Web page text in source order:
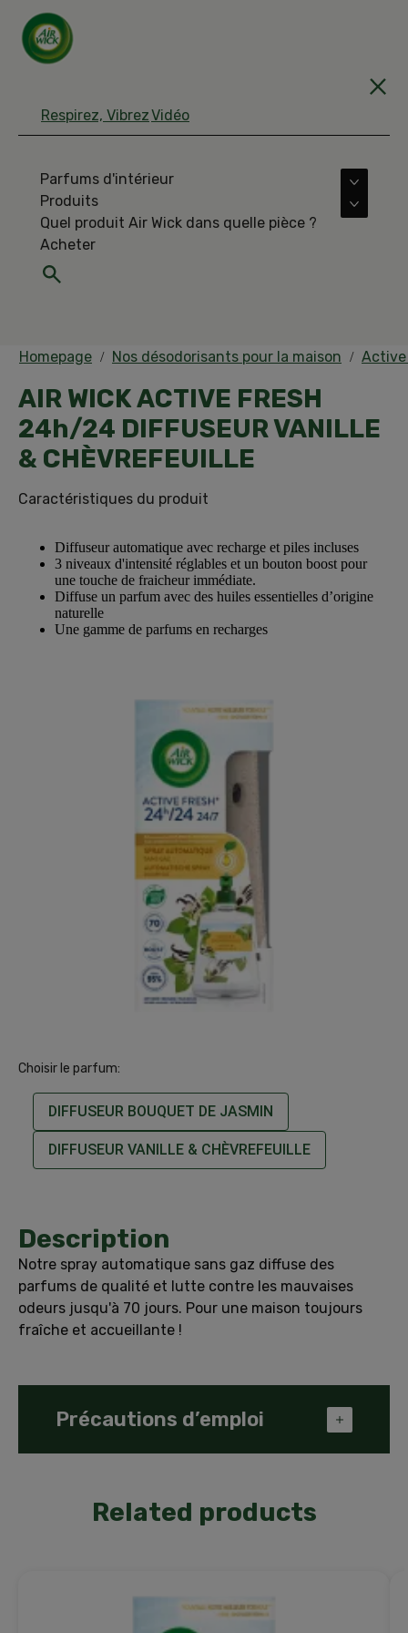
Respirez, VibrezVidéo
Parfums d'intérieur
Produits
More
Quel produit Air Wick dans quelle pièce ?
Acheter
Homepage Nos désodorisants pour la maison
AIR WICK ACTIVE FRESH
24h/24 DIFFUSEUR VANILLE
& CHÈVREFEUILLE
Caractéristiques du produit
Diffuseur automatique avec recharge et piles incluses
3 niveaux d'intensité réglables et un bouton boost pour
une touche de fraicheur immédiate.
Diffuse un parfum avec des huiles essentielles d’origine
naturelle
Une gamme de parfums en recharges
Choisir le parfum:
DIFFUSEUR BOUQUET DE JASMIN
DIFFUSEUR VANILLE & CHÈVREFEUILLE
Description
Notre spray automatique sans gaz diffuse des
parfums de qualité et lutte contre les mauvaises
odeurs jusqu'à 70 jours. Pour une maison toujours
fraîche et accueillante !
Précautions d’emploi
de les respecter et de les conserver.
Toujours s'assurer que l'interrupteur est en
l'allumer, une fois activé, l’appareil
déclenchera une pulvérisation après 15
Related products